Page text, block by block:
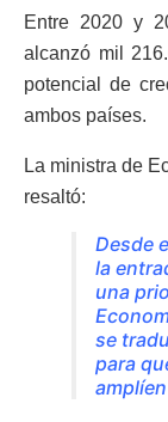
Entre 2020 y
alcanzó mil
potencial de
ambos países.
La ministra de
resaltó:
Desde
la
una
se
para